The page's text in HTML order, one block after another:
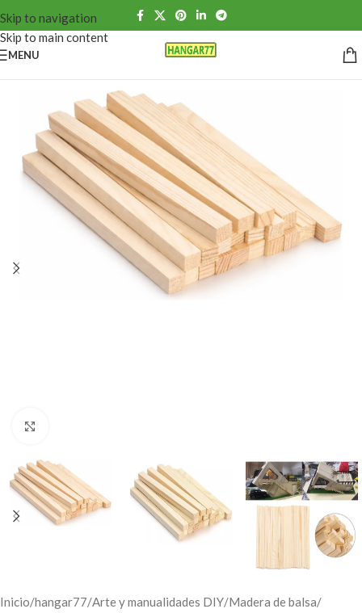
Skip to navigation
Skip to main content
MENU
Inicio/hangar77/Arte y manualidades DIY/Madera de balsa/